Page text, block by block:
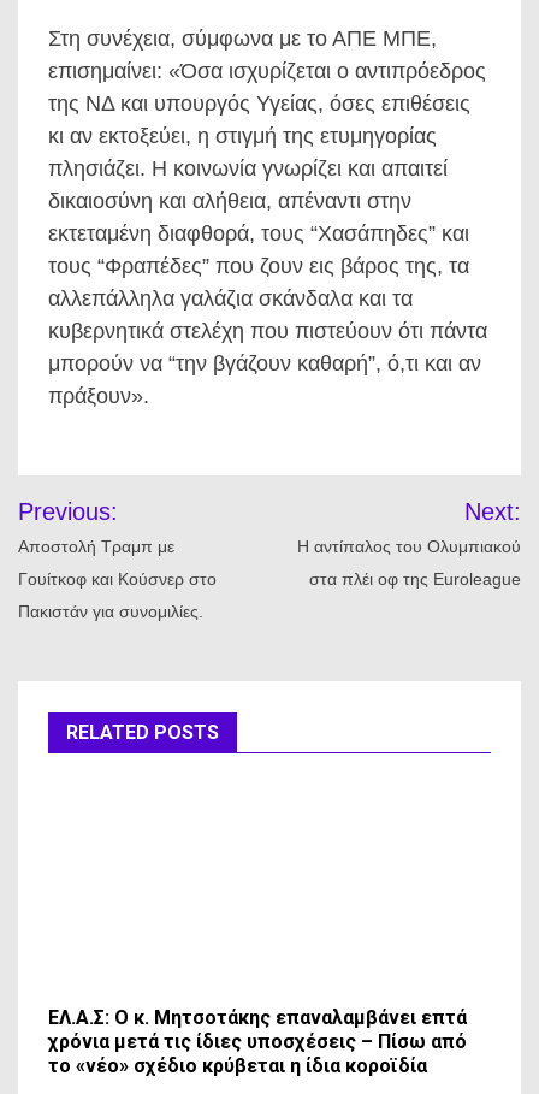
Στη συνέχεια, σύμφωνα με το ΑΠΕ ΜΠΕ,
επισημαίνει: «Όσα ισχυρίζεται ο αντιπρόεδρος
της ΝΔ και υπουργός Υγείας, όσες επιθέσεις
κι αν εκτοξεύει, η στιγμή της ετυμηγορίας
πλησιάζει. Η κοινωνία γνωρίζει και απαιτεί
δικαιοσύνη και αλήθεια, απέναντι στην
εκτεταμένη διαφθορά, τους “Χασάπηδες” και
τους “Φραπέδες” που ζουν εις βάρος της, τα
αλλεπάλληλα γαλάζια σκάνδαλα και τα
κυβερνητικά στελέχη που πιστεύουν ότι πάντα
μπορούν να “την βγάζουν καθαρή”, ό,τι και αν
πράξουν».
άρθρων
Previous:
Αποστολή Τραμπ με
Γουίτκοφ και Κούσνερ στο
Πακιστάν για συνομιλίες.
Next:
Η αντίπαλος του Ολυμπιακού
στα πλέι οφ της Euroleague
RELATED POSTS
ΕΛ.Α.Σ: Ο κ. Μητσοτάκης επαναλαμβάνει επτά
χρόνια μετά τις ίδιες υποσχέσεις – Πίσω από
το «νέο» σχέδιο κρύβεται η ίδια κοροϊδία